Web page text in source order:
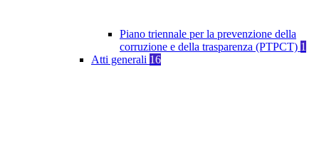
Piano triennale per la prevenzione della
corruzione e della trasparenza (PTPCT) 1
Atti generali 16